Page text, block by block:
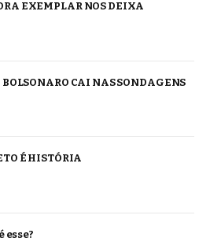
EXEMPLAR NOS DEIXA
BOLSONARO CAI NAS SONDAGENS
É HISTÓRIA
esse?